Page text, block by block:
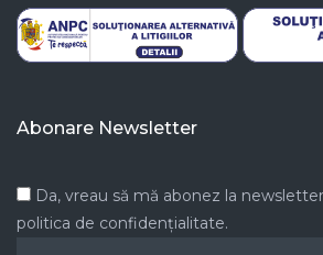
Abonare Newsletter
Da, vreau să mă abonez la
politica de confidențialitate.